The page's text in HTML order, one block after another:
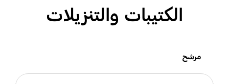
الكتيبات والتنزيلات
مرشح